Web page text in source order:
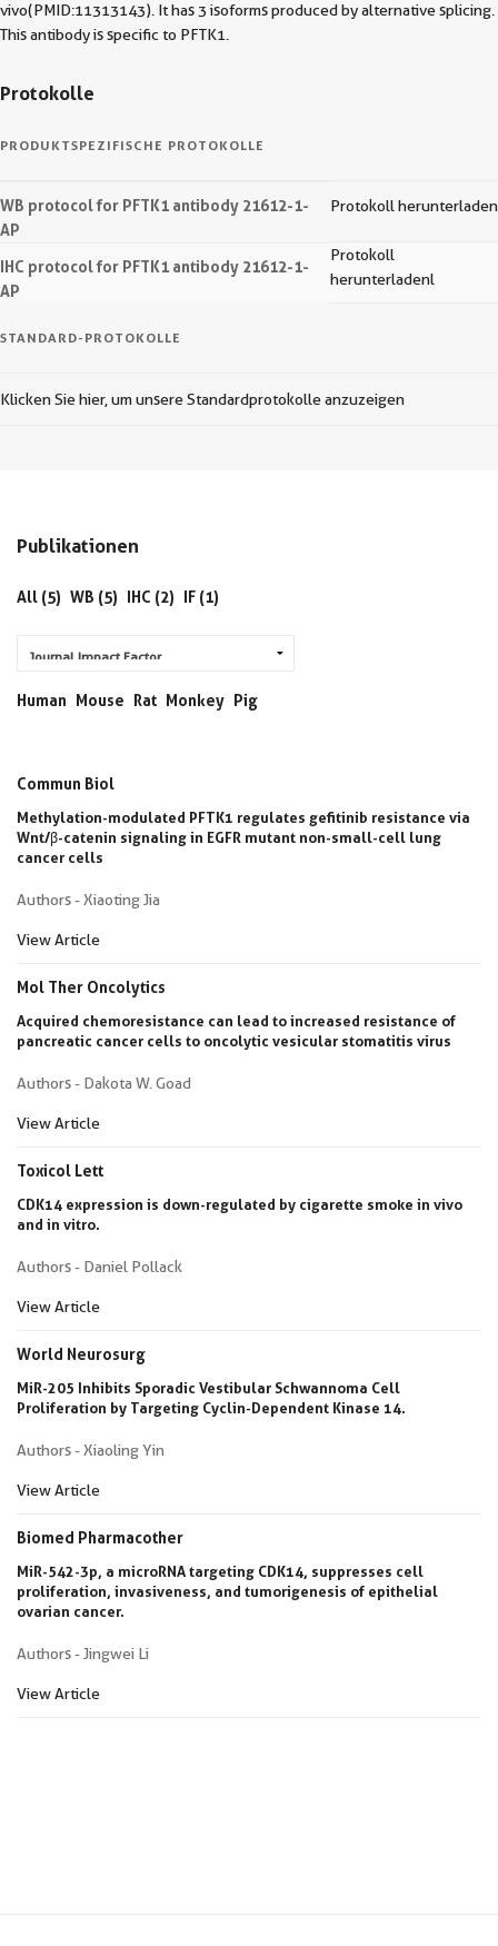
vivo(PMID:11313143). It has 3 isoforms produced by alternative splicing.
This antibody is specific to PFTK1.
Protokolle
PRODUKTSPEZIFISCHE PROTOKOLLE
WB protocol for PFTK1 antibody 21612-1-
AP
Protokoll herunterladen
IHC protocol for PFTK1 antibody 21612-1-
AP
Protokoll
herunterladenl
STANDARD-PROTOKOLLE
Klicken Sie hier, um unsere Standardprotokolle anzuzeigen
Publikationen
All (5) WB (5) IHC (2) IF (1)
Human Mouse Rat Monkey Pig
Commun Biol
Methylation-modulated PFTK1 regulates gefitinib resistance via
Wnt/β-catenin signaling in EGFR mutant non-small-cell lung
cancer cells
Authors - Xiaoting Jia
View Article
Mol Ther Oncolytics
Acquired chemoresistance can lead to increased resistance of
pancreatic cancer cells to oncolytic vesicular stomatitis virus
Authors - Dakota W. Goad
View Article
Toxicol Lett
CDK14 expression is down-regulated by cigarette smoke in vivo
and in vitro.
Authors - Daniel Pollack
View Article
World Neurosurg
MiR-205 Inhibits Sporadic Vestibular Schwannoma Cell
Proliferation by Targeting Cyclin-Dependent Kinase 14.
Authors - Xiaoling Yin
View Article
Biomed Pharmacother
MiR-542-3p, a microRNA targeting CDK14, suppresses cell
proliferation, invasiveness, and tumorigenesis of epithelial
ovarian cancer.
Authors - Jingwei Li
View Article